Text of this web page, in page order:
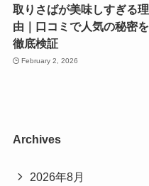
取りさばが美味しすぎる理
由｜口コミで人気の秘密を
徹底検証
February 2, 2026
Archives
2026年8月